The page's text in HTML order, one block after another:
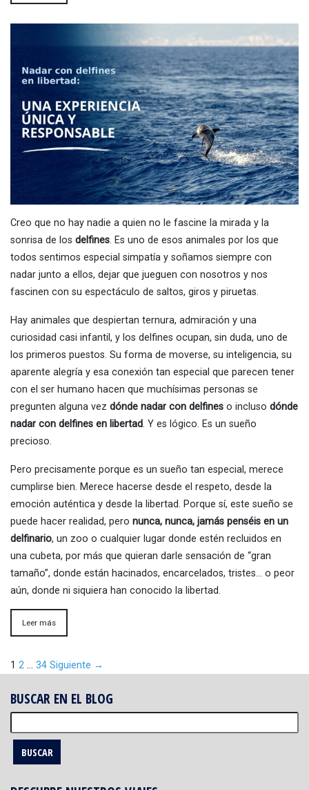
Creo que no hay nadie a quien no le fascine la mirada y la
sonrisa de los delfines. Es uno de esos animales por los que
todos sentimos especial simpatía y soñamos siempre con
nadar junto a ellos, dejar que jueguen con nosotros y nos
fascinen con su espectáculo de saltos, giros y piruetas.
Hay animales que despiertan ternura, admiración y una
curiosidad casi infantil, y los delfines ocupan, sin duda, uno de
los primeros puestos. Su forma de moverse, su inteligencia, su
aparente alegría y esa conexión tan especial que parecen tener
con el ser humano hacen que muchísimas personas se
pregunten alguna vez dónde nadar con delfines o incluso dónde
nadar con delfines en libertad. Y es lógico. Es un sueño
precioso.
Pero precisamente porque es un sueño tan especial, merece
cumplirse bien. Merece hacerse desde el respeto, desde la
emoción auténtica y desde la libertad. Porque sí, este sueño se
puede hacer realidad, pero nunca, nunca, jamás penséis en un
delfinario, un zoo o cualquier lugar donde estén recluidos en
una cubeta, por más que quieran darle sensación de “gran
tamaño”, donde están hacinados, encarcelados, tristes… o peor
aún, donde ni siquiera han conocido la libertad.
Leer más
1 2 … 34 Siguiente →
BUSCAR EN EL BLOG